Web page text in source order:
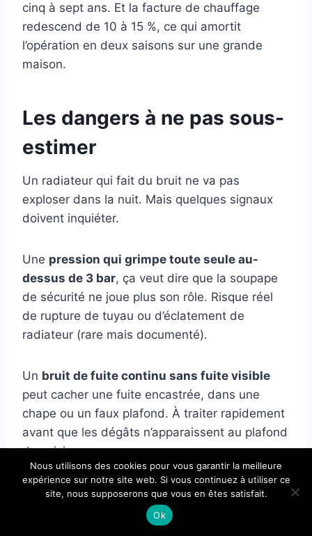
cinq à sept ans. Et la facture de chauffage
redescend de 10 à 15 %, ce qui amortit
l’opération en deux saisons sur une grande
maison.
Les dangers à ne pas sous-
estimer
Un radiateur qui fait du bruit ne va pas
exploser dans la nuit. Mais quelques signaux
doivent inquiéter.
Une pression qui grimpe toute seule au-
dessus de 3 bar, ça veut dire que la soupape
de sécurité ne joue plus son rôle. Risque réel
de rupture de tuyau ou d’éclatement de
radiateur (rare mais documenté).
Un bruit de fuite continu sans fuite visible
peut cacher une fuite encastrée, dans une
chape ou un faux plafond. À traiter rapidement
avant que les dégâts n’apparaissent au plafond
du voisin.
Bourdonnement qui s’accompagne d’une
près de la chaudière, on coupe
immédiatement et on appelle le 0 800 47 33
Nous utilisons des cookies pour vous garantir la meilleure
expérience sur notre site web. Si vous continuez à utiliser ce
site, nous supposerons que vous en êtes satisfait.
Ok